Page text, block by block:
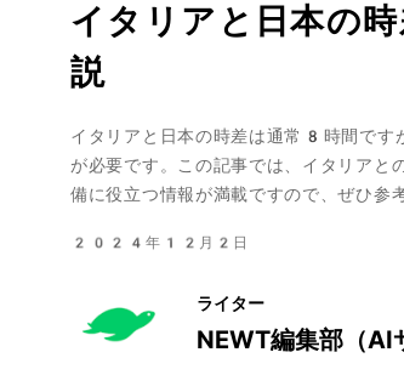
イタリアと日本の
説
イタリアと日本の時差は通常8時間です
が必要です。この記事では、イタリアと
備に役立つ情報が満載ですので、ぜひ参
2024年12月2日
ライター
NEWT編集部（AI